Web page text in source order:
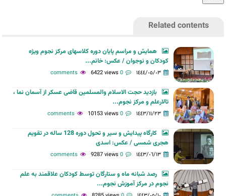
Related contents
همایش و مراسم پایان دوره کلاسهای مرکز نجوم ویژه
کودکان و نوجوان / عکس: خانم...
١٤٤٤/٠٥/٠٣ 0 comments
6422 views
بازدید حجت الاسلام والمسلمین قاضی عسکر از آسمان نما ،
تالارعلم و مرکز نجوم...
١٤٤٣/١١/٢٣ 0 comments
10153 views
کارگاه پیدایش و سیر و تحول دوره 128 ساله در تقویم
هجری شمسی / عکس: اسدی
١٤٤٣/٠٦/١٣ 0 comments
9287 views
رصد شبانه ماه و ستارگان توسط کودکان علاقمند به علم
نجوم در مرکز آموزش نجوم...